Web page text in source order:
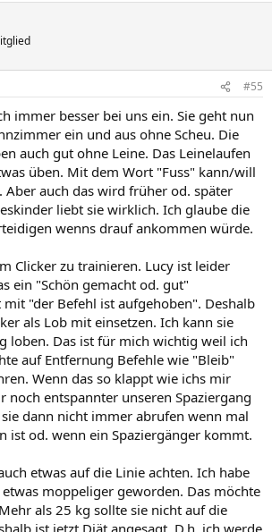
#55
immer besser bei uns ein. Sie geht nun
ein und aus ohne Scheu. Die
auch gut ohne Leine. Das Leinelaufen
üben. Mit dem Wort "Fuss" kann/will
Aber auch das wird früher od. später
liebt sie wirklich. Ich glaube die
wenns drauf ankommen würde.
Clicker zu trainieren. Lucy ist leider
ein "Schön gemacht od. gut"
"der Befehl ist aufgehoben". Deshalb
als Lob mit einsetzen. Ich kann sie
loben. Das ist für mich wichtig weil ich
auf Entfernung Befehle wie "Bleib"
Wenn das so klappt wie ichs mir
noch entspannter unseren Spaziergang
dann nicht immer abrufen wenn mal
ist od. wenn ein Spaziergänger kommt.
etwas auf die Linie achten. Ich habe
moppeliger geworden. Das möchte
als 25 kg sollte sie nicht auf die
ist jetzt Diät angesagt. D.h. ich werde